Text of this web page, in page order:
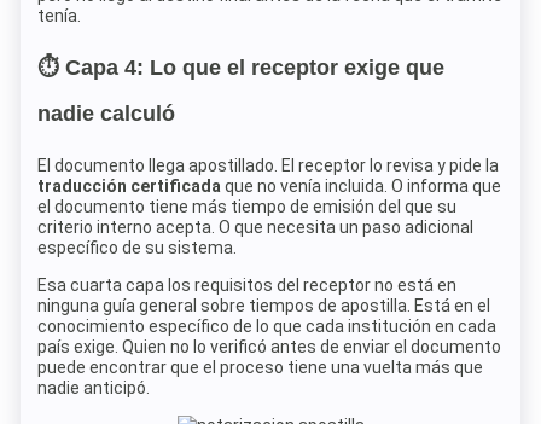
tenía.
⏱️ Capa 4: Lo que el receptor exige que
nadie calculó
El documento llega apostillado. El receptor lo revisa y pide la
traducción certificada que no venía incluida. O informa que
el documento tiene más tiempo de emisión del que su
criterio interno acepta. O que necesita un paso adicional
específico de su sistema.
Esa cuarta capa los requisitos del receptor no está en
ninguna guía general sobre tiempos de apostilla. Está en el
conocimiento específico de lo que cada institución en cada
país exige. Quien no lo verificó antes de enviar el documento
puede encontrar que el proceso tiene una vuelta más que
nadie anticipó.